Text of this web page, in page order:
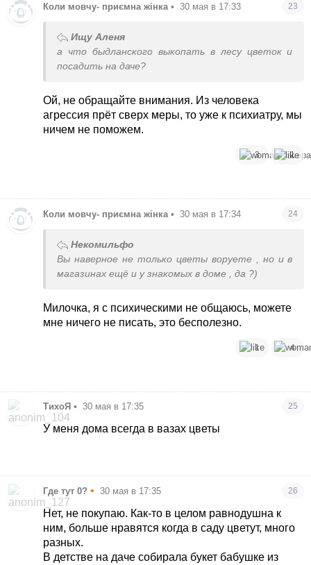
Коли мовчу- приємна жінка • 30 мая в 17:33 23
Ищу Аленя
а что быдланского выкопать в лесу цветок и
посадить на даче?
Ой, не обращайте внимания. Из человека
агрессия прёт сверх меры, то уже к психиатру, мы
ничем не поможем.
3 1
Коли мовчу- приємна жінка • 30 мая в 17:34 24
Некомильфо
Вы наверное не только цветы воруете , но и в
магазинах ещё и у знакомых в доме , да ?)
Милочка, я с психическими не общаюсь, можете
мне ничего не писать, это бесполезно.
1 4
ТихоЯ • 30 мая в 17:35 25
У меня дома всегда в вазах цветы
Где тут 0? • 30 мая в 17:35 26
Нет, не покупаю. Как-то в целом равнодушна к
ним, больше нравятся когда в саду цветут, много
разных.
В детстве на даче собирала букет бабушке из